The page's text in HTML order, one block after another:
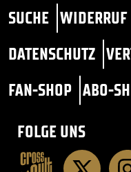
SUCHE WIDERRUF
DATENSCHUTZ
FAN-SHOP ABO-
FOLGE UNS